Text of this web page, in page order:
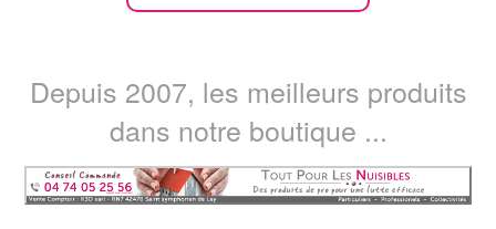
Depuis 2007, les meilleurs produits
dans notre boutique ...